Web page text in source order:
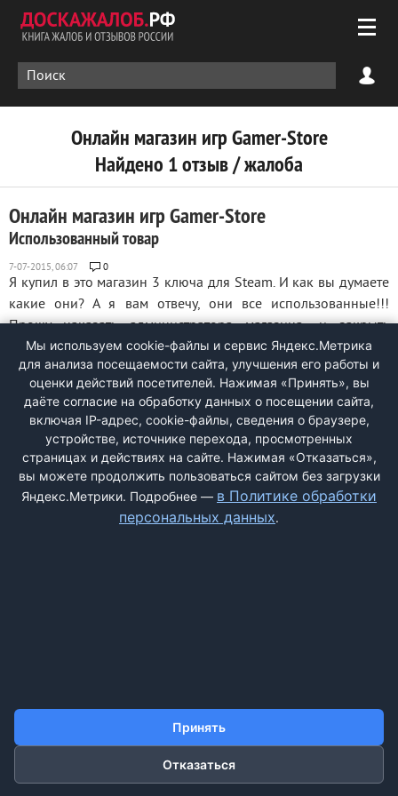
Онлайн магазин игр Gamer-Store
Найдено 1 отзыв / жалоба
Онлайн магазин игр Gamer-Store
Использованный товар
0
Я купил в это магазин 3 ключа для Steam. И как вы думаете
какие они? А я вам отвечу, они все использованные!!!
Прошу наказать администратора магазина, и закрыть
магазин!! ...
ДОБАВИТЬ ЖАЛОБУ
КОНТАКТЫ
Мы используем cookie-файлы и сервис Яндекс.Метрика
для анализа посещаемости сайта, улучшения его работы и
оценки действий посетителей. Нажимая «Принять», вы
даёте согласие на обработку данных о посещении сайта,
включая IP-адрес, cookie-файлы, сведения о браузере,
устройстве, источнике перехода, просмотренных
страницах и действиях на сайте. Нажимая «Отказаться»,
вы можете продолжить пользоваться сайтом без загрузки
Яндекс.Метрики. Подробнее — в Политике обработки
персональных данных.
Принять
Отказаться